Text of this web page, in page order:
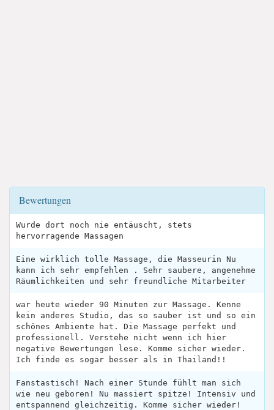
Bewertungen
Wurde dort noch nie entäuscht, stets
hervorragende Massagen
Eine wirklich tolle Massage, die Masseurin Nu
kann ich sehr empfehlen . Sehr saubere, angenehme
Räumlichkeiten und sehr freundliche Mitarbeiter
war heute wieder 90 Minuten zur Massage. Kenne
kein anderes Studio, das so sauber ist und so ein
schönes Ambiente hat. Die Massage perfekt und
professionell. Verstehe nicht wenn ich hier
negative Bewertungen lese. Komme sicher wieder.
Ich finde es sogar besser als in Thailand!!
Fanstastisch! Nach einer Stunde fühlt man sich
wie neu geboren! Nu massiert spitze! Intensiv und
entspannend gleichzeitig. Komme sicher wieder!